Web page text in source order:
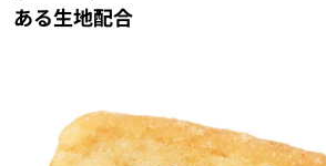
ある生地配合